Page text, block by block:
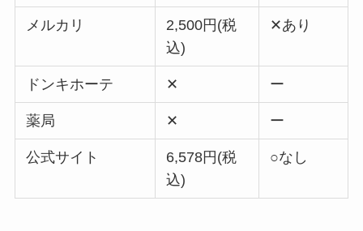
メルカリ
2,500円(税
込)
✕あり
ドンキホーテ ✕ ー
薬局 ✕ ー
公式サイト
6,578円(税
込)
○なし